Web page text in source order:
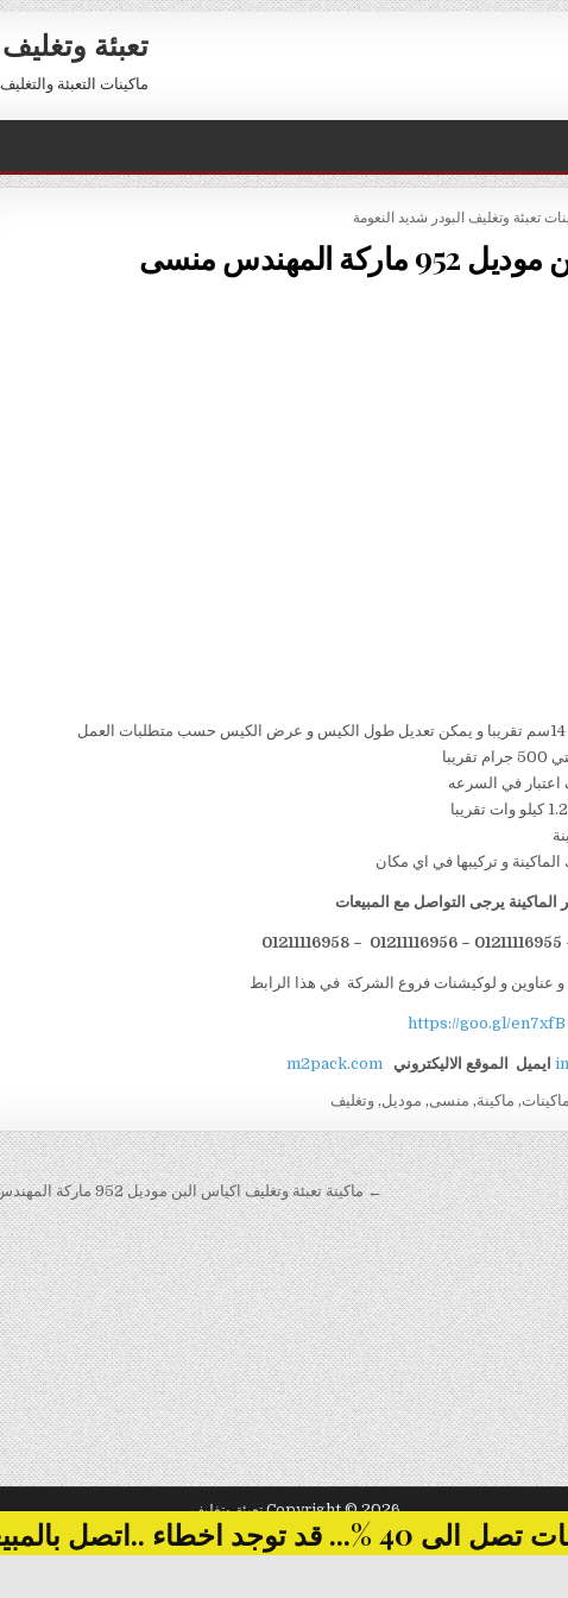
تعبئة وتغليف
ماكينات التعبئة والتغليف 01211116954 – 01211116956 – 01211116958
تعبئة وتغليف البودر شديد النعومة
المهندس منسى
يرجى التواصل مع المبيعات
و عناوين و لوكيشنات فروع الشركة في هذا الرابط
https://goo.gl/en7xfB
ايميل الموقع الاليكتروني m2pack.com
ماكينات, ماكينة, منسى, موديل,وتغليف
← ماكينة تعبئة وتغليف اكياس البن موديل 952 ماركة المهندس منسى
Copyright © 2026 تعبئة وتغليف
Design by ThemesDNA.com
قد توجد اخطاء ..اتصل بالمبيعات